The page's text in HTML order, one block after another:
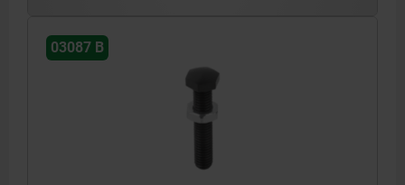
03087 B